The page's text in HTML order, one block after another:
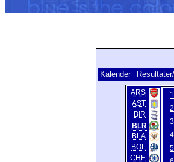
Kalender Resultater/
ARS
AST
BIR
BLR
BLA
BOL
CHE
1
2
3
4
5